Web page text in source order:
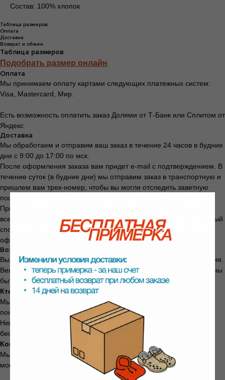
Состав: 100% хлопок
Таблица размеров
Оплата
Доставка
Возврат и обмен
Таблица размеров
Подобрать размер онлайн
Оплата
Мы принимаем оплату картами следующих платежных систем:
Visa, Mastercard, Мир.
Есть возможность оплатить заказ Долями от Т-Банк или Сплитом от
Яндекс
Доставка
Мы обработаем и отправим ваш заказ в течение 24 часов в будние
дни с 9:00 до 17:00 по мск.
После оформления заказа вам придет e-mail с подтверждением. В
течение суток (в будние дни) мы отправим заказ в транспортную и
пришлем вам трек-номер, чтобы вы могли отследить заветную
посылку.
При заказе от 10 000 рублей действует бесплатная доставка по
всей России до пункта выдачи СДЭК или Яндекс. Выбрать удобный
способ и уточнить сроки доставки в ваш город можно на этапе
оформления заказа.
Возврат и обмен
Вы можете вернуть товар в течение14 дней
с момента получения.
Вещь не должна быть в использовании, упаковка и ярлыки должны
быть сохранены.
Кто платит за возврат:
Мы. Всегда. Независимо от причины — не подошёл размер, не
понравился цвет, передумали, брак.
Никаких скрытых платежей. Даже если при заказе доставка была
бесплатной — мы ничего не удерживаем.
Когда придут деньги:
Мы вернём стоимость товара в течение
3 рабочих дней
момента получения посылки на нашем складе.